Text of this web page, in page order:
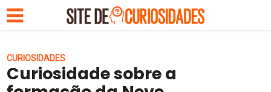
CURIOSIDADES
Curiosidade sobre a